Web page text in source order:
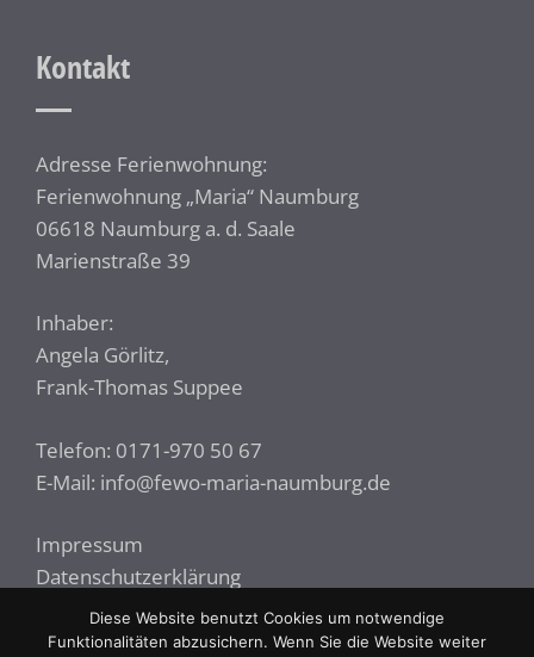
Kontakt
Adresse Ferienwohnung:
Ferienwohnung „Maria“ Naumburg
06618 Naumburg a. d. Saale
Marienstraße 39
Inhaber:
Angela Görlitz,
Frank-Thomas Suppee
Telefon: 0171-970 50 67
E-Mail: info@fewo-maria-naumburg.de
Impressum
Datenschutzerklärung
Diese Website benutzt Cookies um notwendige
Funktionalitäten abzusichern. Wenn Sie die Website weiter